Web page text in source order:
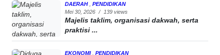
DAERAH
PENDIDIKAN
Mei 30, 2026 / 139 views
Majelis taklim, organisasi dakwah, serta
praktisi ...
EKONOMI
PENDIDIKAN